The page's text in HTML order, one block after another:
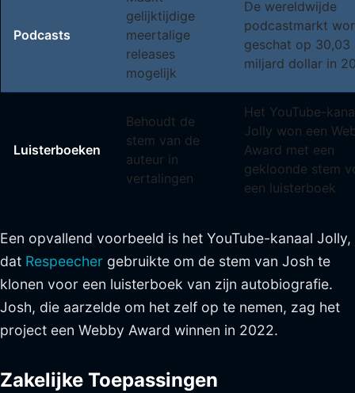
Podcasts
gelijktijdige
meertalige
releases
mogelijk
De wereldwijde
podcastmarkt
geschat op 30,03
miljard dollar in
Luisterboeken
Behoudt de
stem van de
auteur in
vertalingen
Het YouTube-
Jolly won een
Award met een
gekloonde stem
een luisterboek
Een opvallend voorbeeld is het YouTube-kanaal Jolly,
dat Respeecher gebruikte om de stem van Josh te
klonen voor een luisterboek van zijn autobiografie.
Josh, die aarzelde om het zelf op te nemen, zag het
project een Webby Award winnen in 2022.
Zakelijke Toepassingen